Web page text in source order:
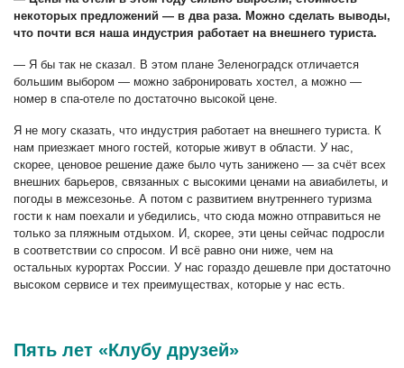
некоторых предложений — в два раза. Можно сделать выводы,
что почти вся наша индустрия работает на внешнего туриста.
— Я бы так не сказал. В этом плане Зеленоградск отличается
большим выбором — можно забронировать хостел, а можно —
номер в спа-отеле по достаточно высокой цене.
Я не могу сказать, что индустрия работает на внешнего туриста. К
нам приезжает много гостей, которые живут в области. У нас,
скорее, ценовое решение даже было чуть занижено — за счёт всех
внешних барьеров, связанных с высокими ценами на авиабилеты, и
погоды в межсезонье. А потом с развитием внутреннего туризма
гости к нам поехали и убедились, что сюда можно отправиться не
только за пляжным отдыхом . И, скорее, эти цены сейчас подросли
в соответствии со спросом. И всё равно они ниже, чем на
остальных курортах России. У нас гораздо дешевле при достаточно
высоком сервисе и тех преимуществах, которые у нас есть.
Пять лет «Клубу друзей»